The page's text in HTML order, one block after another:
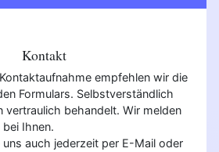
Kontakt
empfehlen wir die
Formulars. Selbstverständlich
vertraulich behandelt. Wir melden
Ihnen.
uns auch jederzeit per E-Mail oder